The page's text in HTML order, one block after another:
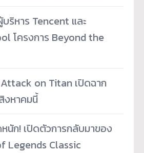
หาร Tencent และ
โครงการ Beyond the
on Titan เปิดฉาก
งหาคมนี้
นัก! เปิดตัวการกลับมาของ
Legends Classic